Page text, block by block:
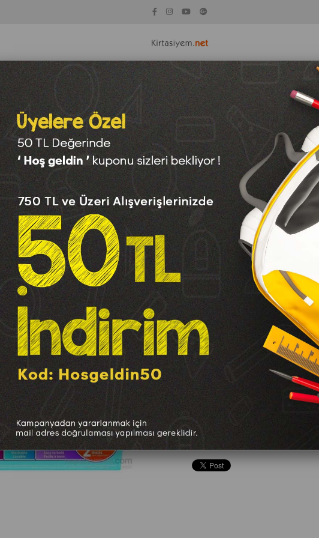
OFİS KİTAP KAĞIT ÇEŞİTLERİ TEKNOLOJİ OYUNCAK
Keçeli Kalemler Bic Visa Keçeli Boya Kalemi Yıkanabilir Jumbo 12 Renk
Bic Visa Keçeli Boya
Barkod
3086123249257
Para Puan
₺412,50
Marka